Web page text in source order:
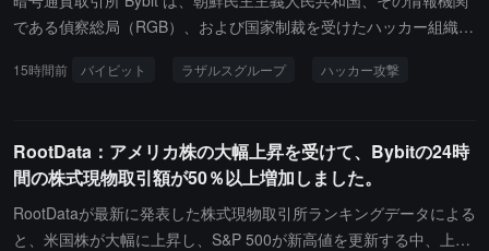
である偵察総局（RGB）、および国家制裁を受けたハッカー組織 L
訴訟を提起しました。アメリカ連邦裁判所は、訴訟期間中にこの事
15時間前 バイビット ラザルスグループ ハッカー攻撃
RootData：アメリカ株の大幅上昇を受けて、Bybitの24時
間の株式現物取引額が50％以上増加しました。
RootDataが最新に発表した株式現物取引所ランキングデータによる
と、米国株が大幅に上昇し、S&P 500が新高値を更新する中、上位